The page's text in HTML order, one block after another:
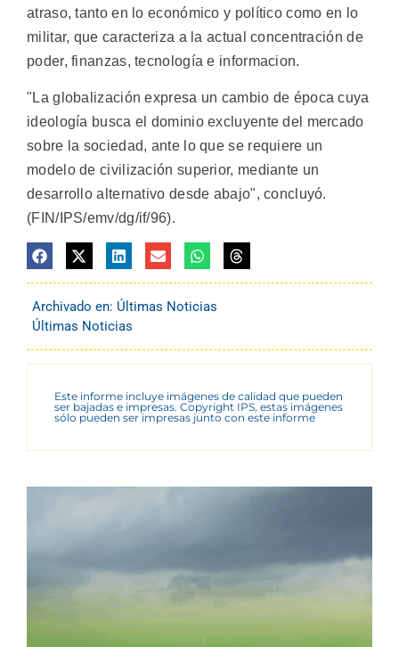
atraso, tanto en lo económico y político como en lo
militar, que caracteriza a la actual concentración de
poder, finanzas, tecnología e informacion.
"La globalización expresa un cambio de época cuya
ideología busca el dominio excluyente del mercado
sobre la sociedad, ante lo que se requiere un
modelo de civilización superior, mediante un
desarrollo alternativo desde abajo", concluyó.
(FIN/IPS/emv/dg/if/96).
Archivado en: Últimas Noticias
Últimas Noticias
Este informe incluye imágenes de calidad que pueden
ser bajadas e impresas. Copyright IPS, estas imágenes
sólo pueden ser impresas junto con este informe